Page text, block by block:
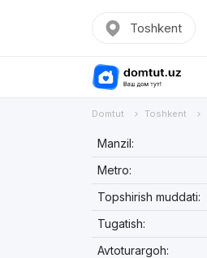
Toshkent
Domtut Toshkent
Manzil:
Metro:
Topshirish muddati:
Tugatish:
Avtoturargoh: